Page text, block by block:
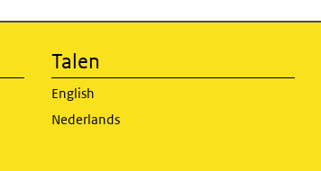
Talen
English
Nederlands